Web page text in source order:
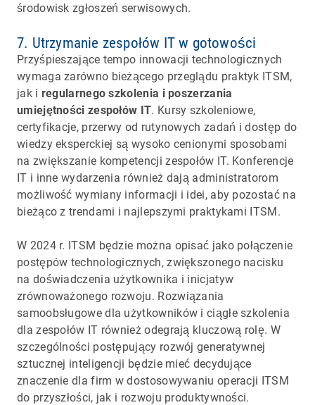
środowisk zgłoszeń serwisowych.
7. Utrzymanie zespołów IT w gotowości
Przyśpieszające tempo innowacji technologicznych
wymaga zarówno bieżącego przeglądu praktyk ITSM,
jak i regularnego szkolenia i poszerzania
umiejętności zespołów IT. Kursy szkoleniowe,
certyfikacje, przerwy od rutynowych zadań i dostęp do
wiedzy eksperckiej są wysoko cenionymi sposobami
na zwiększanie kompetencji zespołów IT. Konferencje
IT i inne wydarzenia również dają administratorom
możliwość wymiany informacji i idei, aby pozostać na
bieżąco z trendami i najlepszymi praktykami ITSM.
W 2024 r. ITSM będzie można opisać jako połączenie
postępów technologicznych, zwiększonego nacisku
na doświadczenia użytkownika i inicjatyw
zrównoważonego rozwoju. Rozwiązania
samoobsługowe dla użytkowników i ciągłe szkolenia
dla zespołów IT również odegrają kluczową rolę. W
szczególności postępujący rozwój generatywnej
sztucznej inteligencji będzie mieć decydujące
znaczenie dla firm w dostosowywaniu operacji ITSM
do przyszłości, jak i rozwoju produktywności.